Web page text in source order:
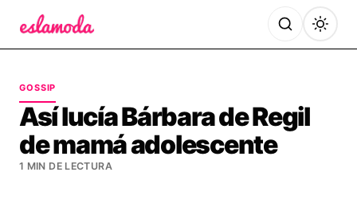
GOSSIP
Así lucía Bárbara de Regil
de mamá adolescente
1 MIN DE LECTURA